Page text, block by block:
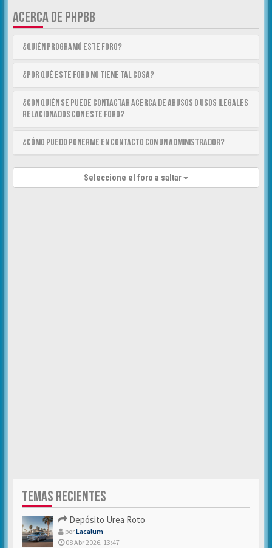
ACERCA DE PHPBB
¿Quién programó este foro?
¿Por qué este foro no tiene tal cosa?
¿Con quién se puede contactar acerca de abusos o usos ilegales
relacionados con este foro?
¿Cómo puedo ponerme en contacto con un Administrador?
Seleccione el foro a saltar
TEMAS RECIENTES
Depósito Urea Roto
porLacalum
08 Abr 2026, 13:47